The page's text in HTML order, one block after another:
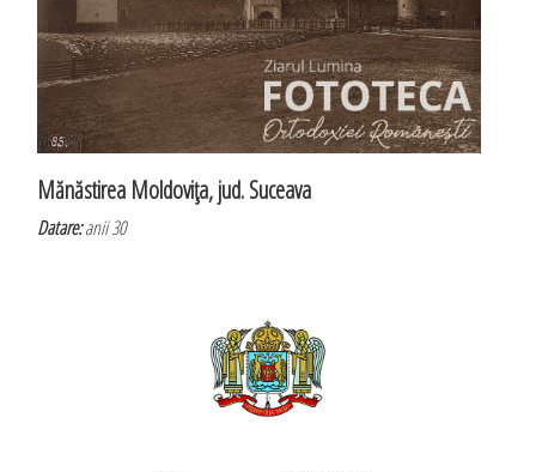
Mănăstirea Moldoviţa, jud. Suceava
Datare:anii 30